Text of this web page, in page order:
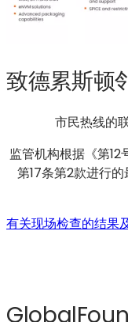
致德累斯顿
市民热线的
监管机构根据《第12
第17条第2款进行
有关现场检查的结果